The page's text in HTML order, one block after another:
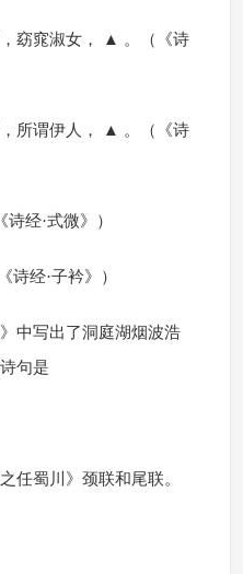
窈窕淑女， ▲ 。（《诗
所谓伊人， ▲ 。（《诗
经·式微》）
经·子衿》）
中写出了洞庭湖烟波浩
句是
任蜀川》颈联和尾联。